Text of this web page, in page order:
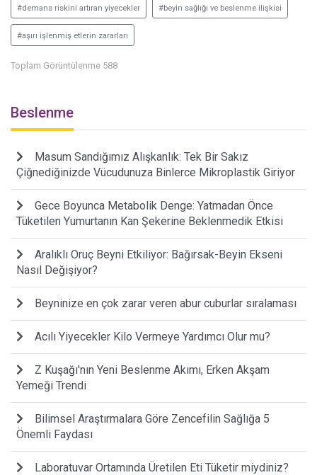
#demans riskini artıran yiyecekler #beyin sağlığı ve beslenme ilişkisi
#aşırı işlenmiş etlerin zararları
Toplam Görüntülenme 588
Beslenme
Masum Sandığımız Alışkanlık: Tek Bir Sakız
Çiğnediğinizde Vücudunuza Binlerce Mikroplastik Giriyor
Gece Boyunca Metabolik Denge: Yatmadan Önce
Tüketilen Yumurtanın Kan Şekerine Beklenmedik Etkisi
Aralıklı Oruç Beyni Etkiliyor: Bağırsak-Beyin Ekseni
Nasıl Değişiyor?
Beyninize en çok zarar veren abur cuburlar sıralaması
Acılı Yiyecekler Kilo Vermeye Yardımcı Olur mu?
Z Kuşağı'nın Yeni Beslenme Akımı, Erken Akşam
Yemeği Trendi
Bilimsel Araştırmalara Göre Zencefilin Sağlığa 5
Önemli Faydası
Laboratuvar Ortamında Üretilen Eti Tüketir miydiniz?